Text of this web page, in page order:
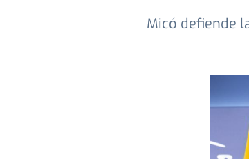
Micó defiende